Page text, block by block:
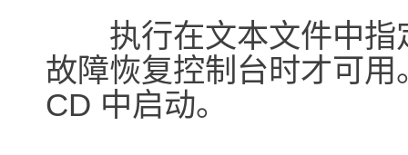
执行在文本文件中指
故障恢复控制台时才可
CD 中启动。